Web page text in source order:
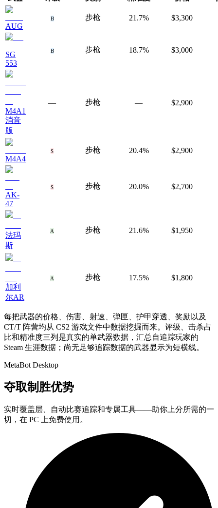
AUG
B 步枪 21.7% $3,300
SG
553
B 步枪 18.7% $3,000
M4A1
消音
版
— 步枪 — $2,900
M4A4
S 步枪 20.4% $2,900
AK-
47
S 步枪 20.0% $2,700
法玛
斯
A 步枪 21.6% $1,950
加利
尔AR
A 步枪 17.5% $1,800
每把武器的价格、伤害、射速、弹匣、护甲穿透、奖励以及
CT/T 阵营均从 CS2 游戏文件中数据挖掘而来。评级、击杀占
比和精准度三列是真实的单武器数据，汇总自追踪玩家的
Steam 生涯数据；尚无足够追踪数据的武器显示为短横线。
MetaBot Desktop
夺取制胜优势
实时覆盖层、自动比赛追踪和专属工具——助你上分所需的一
切，在 PC 上免费使用。